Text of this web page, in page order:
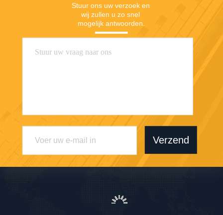
Stuur ons uw verzoek en
wij zullen u zo snel
mogelijk antwoorden.
Verzend